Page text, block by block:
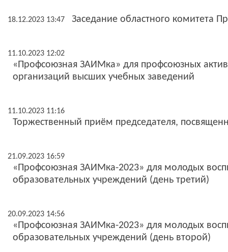
18.12.2023 13:47 Заседание областного комитета
11.10.2023 12:02
«Профсоюзная ЗАИМка» для профсоюзных
организаций высших учебных заведений
11.10.2023 11:16
Торжественный приём председателя,
21.09.2023 16:59
«Профсоюзная ЗАИМка-2023» для молодых
образовательных учреждений (день третий)
20.09.2023 14:56
«Профсоюзная ЗАИМка-2023» для молодых
образовательных учреждений (день второй)